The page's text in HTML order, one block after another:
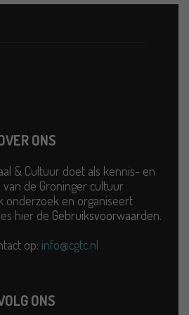
ONS
& Cultuur doet als kennis- en
de Groninger cultuur
onderzoek en organiseert
hier de Gebruiksvoorwaarden.
op: info@cgtc.nl
ONS